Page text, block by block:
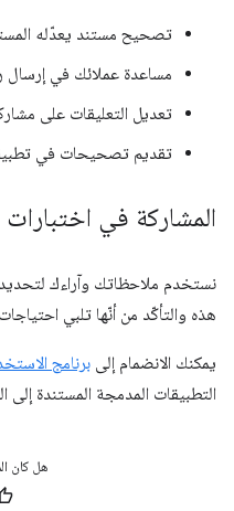
تصحيح مستند يعدّله
مساعدة عملائك في
تعديل التعليقات على
تقديم تصحيحات في
المشاركة في
نستخدم ملاحظاتك وآراءك
هذه والتأكّد من أنّها تلبي
يمكنك الانضمام إلى برنامج
التطبيقات المدمجة المستندة إلى
هل كان